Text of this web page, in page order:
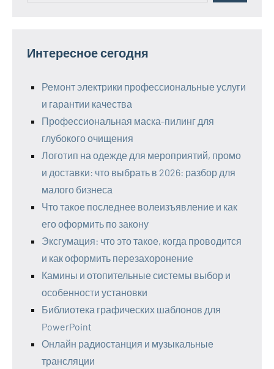
Интересное сегодня
Ремонт электрики профессиональные услуги
и гарантии качества
Профессиональная маска-пилинг для
глубокого очищения
Логотип на одежде для мероприятий, промо
и доставки: что выбрать в 2026: разбор для
малого бизнеса
Что такое последнее волеизъявление и как
его оформить по закону
Эксгумация: что это такое, когда проводится
и как оформить перезахоронение
Камины и отопительные системы выбор и
особенности установки
Библиотека графических шаблонов для
PowerPoint
Онлайн радиостанция и музыкальные
трансляции